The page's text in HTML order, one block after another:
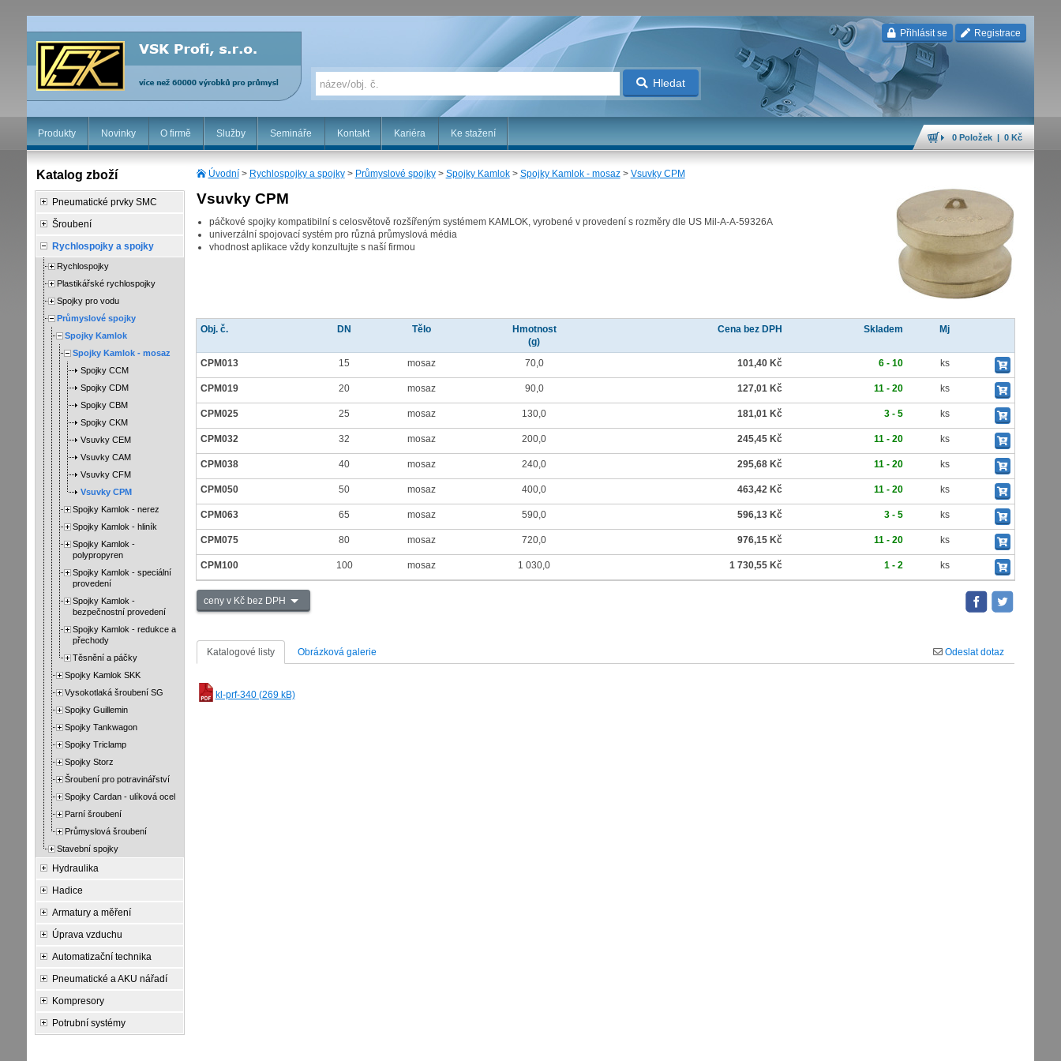
Přihlásit se Registrace
Hledat
Produkty Novinky O firmě Služby Semináře Kontakt Kariéra Ke stažení 0 Položek | 0 Kč
Úvodní> Rychlospojky a spojky> Průmyslové spojky> Spojky Kamlok> Spojky Kamlok - mosaz> Vsuvky CPM
Vsuvky CPM
páčkové spojky kompatibilní s celosvětově rozšířeným systémem KAMLOK, vyrobené v provedení s rozměry dle US Mil-A-A-59326A
univerzální spojovací systém pro různá průmyslová média
vhodnost aplikace vždy konzultujte s naší firmou
Obj. č. DN Tělo
Hmotnost
(g)
Cena bez DPH Skladem Mj
CPM013 15 mosaz 70,0 101,40 Kč 6 - 10 ks
CPM019 20 mosaz 90,0 127,01 Kč 11 - 20 ks
CPM025 25 mosaz 130,0 181,01 Kč 3 - 5 ks
CPM032 32 mosaz 200,0 245,45 Kč 11 - 20 ks
CPM038 40 mosaz 240,0 295,68 Kč 11 - 20 ks
CPM050 50 mosaz 400,0 463,42 Kč 11 - 20 ks
CPM063 65 mosaz 590,0 596,13 Kč 3 - 5 ks
CPM075 80 mosaz 720,0 976,15 Kč 11 - 20 ks
CPM100 100 mosaz 1 030,0 1 730,55 Kč 1 - 2 ks
ceny v Kč bez DPH
Katalogové listy Obrázková galerie Odeslat dotaz
kl-prf-340 (269 kB)
Katalog zboží
Pneumatické prvky SMC
Šroubení
Rychlospojky a spojky
Rychlospojky
Plastikářské rychlospojky
Spojky pro vodu
Průmyslové spojky
Spojky Kamlok
Spojky Kamlok - mosaz
Spojky CCM
Spojky CDM
Spojky CBM
Spojky CKM
Vsuvky CEM
Vsuvky CAM
Vsuvky CFM
Vsuvky CPM
Spojky Kamlok - nerez
Spojky Kamlok - hliník
Spojky Kamlok -
polypropyren
Spojky Kamlok - speciální
provedení
Spojky Kamlok -
bezpečnostní provedení
Spojky Kamlok - redukce a
přechody
Těsnění a páčky
Spojky Kamlok SKK
Vysokotlaká šroubení SG
Spojky Guillemin
Spojky Tankwagon
Spojky Triclamp
Spojky Storz
Šroubení pro potravinářství
Spojky Cardan - ulíková ocel
Parní šroubení
Průmyslová šroubení
Stavební spojky
Hydraulika
Hadice
Armatury a měření
Úprava vzduchu
Automatizační technika
Pneumatické a AKU nářadí
Kompresory
Potrubní systémy